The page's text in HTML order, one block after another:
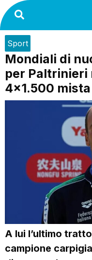
Sport
Mondiali di
per Paltrinieri
4×1.500 mista
A lui l’ultimo
campione